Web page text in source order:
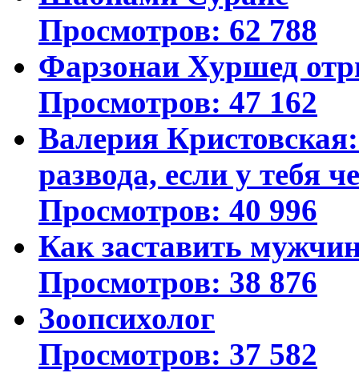
Просмотров: 62 788
Фарзонаи Хуршед
Просмотров: 47 162
Валерия
развода, если у тебя
Просмотров: 40 996
Как заставить
Просмотров: 38 876
Зоопсихолог
Просмотров: 37 582